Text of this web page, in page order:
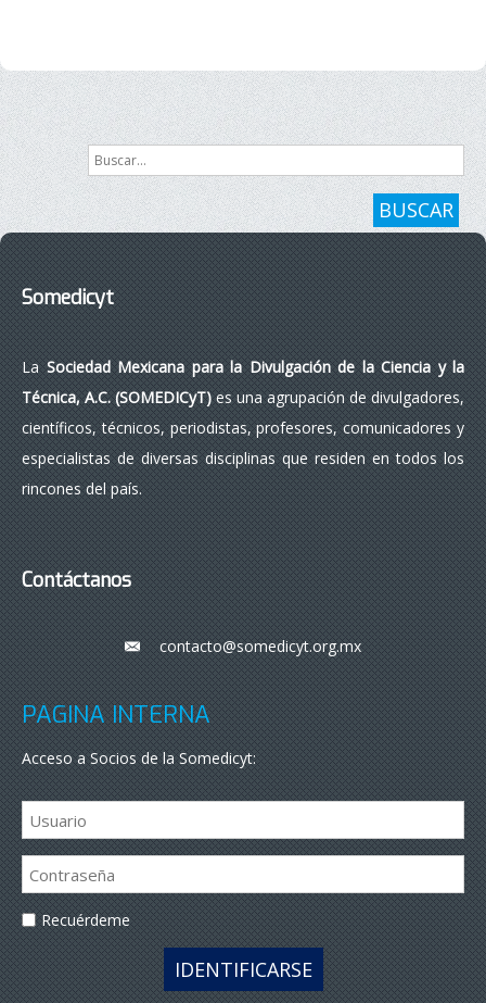
Buscar...
BUSCAR
Somedicyt
LaSociedad Mexicana para la Divulgación de la Ciencia y la
Técnica, A.C. (SOMEDICyT)es una agrupación de divulgadores,
científicos, técnicos, periodistas, profesores, comunicadores y
especialistas de diversas disciplinas que residen en todos los
rincones del país.
Contáctanos
___contacto@somedicyt.org.mx
PÁGINA INTERNA
Acceso a Socios de la Somedicyt:
Recuérdeme
IDENTIFICARSE